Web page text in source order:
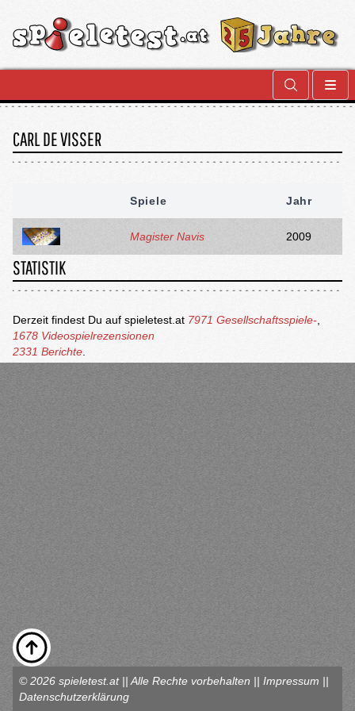
CARL DE VISSER
Spiele Jahr
Magister Navis 2009
STATISTIK
Derzeit findest Du auf spieletest.at 7971 Gesellschaftsspiele-
1678 Videospielrezensionen
2331 Berichte
© 2026 spieletest.at || Alle Rechte vorbehalten || Impressum ||
Datenschutzerklärung